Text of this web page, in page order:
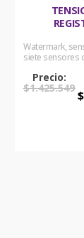
Watermark,
siete sensores
$1.425.549
$